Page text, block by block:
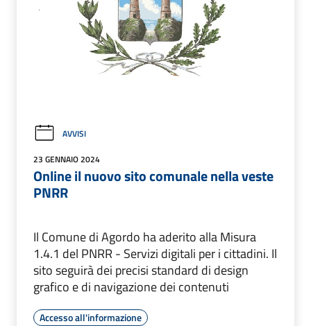
AVVISI
23 GENNAIO 2024
Online il nuovo sito comunale nella veste
PNRR
Il Comune di Agordo ha aderito alla Misura
1.4.1 del PNRR - Servizi digitali per i cittadini. Il
sito seguirà dei precisi standard di design
grafico e di navigazione dei contenuti
Accesso all'informazione